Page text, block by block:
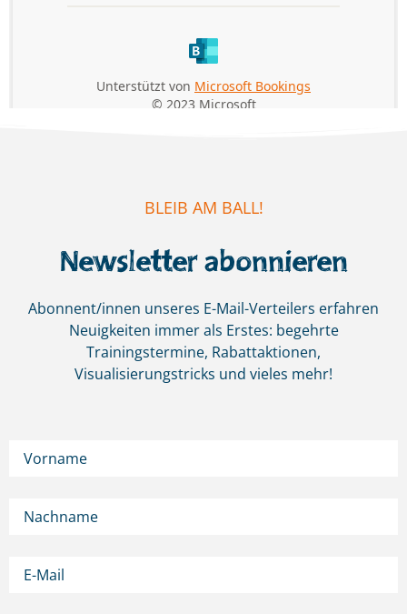
BLEIB AM BALL!
Newsletter abonnieren
Abonnent/innen unseres E-Mail-Verteilers erfahren
Neuigkeiten immer als Erstes: begehrte
Trainingstermine, Rabattaktionen,
Visualisierungstricks und vieles mehr!